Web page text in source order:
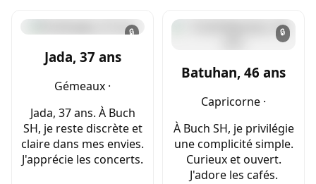
🔒
Jada, 37 ans
Gémeaux ·
Jada, 37 ans. À Buch
SH, je reste discrète et
claire dans mes envies.
J'apprécie les concerts.
🔒
Batuhan, 46 ans
Capricorne ·
À Buch SH, je privilégie
une complicité simple.
Curieux et ouvert.
J'adore les cafés.